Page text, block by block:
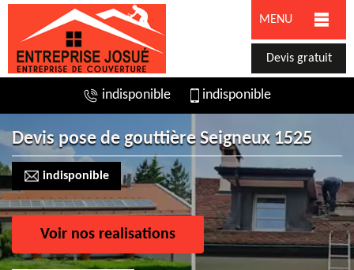
MENU
Devis gratuit
indisponible indisponible
Devis pose de gouttière Seigneux 1525
indisponible
Voir nos realisations